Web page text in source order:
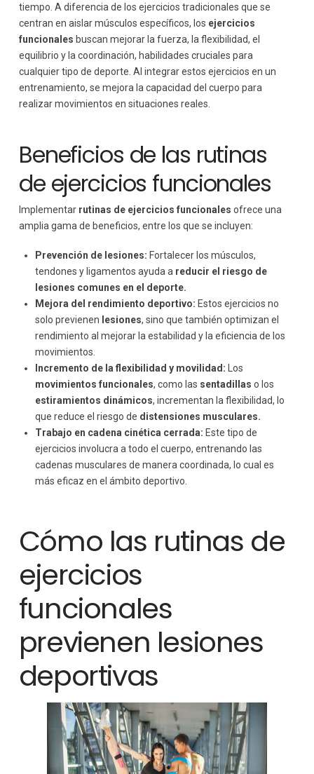
tiempo. A diferencia de los ejercicios tradicionales que se
centran en aislar músculos específicos, los ejercicios
funcionales buscan mejorar la fuerza, la flexibilidad, el
equilibrio y la coordinación, habilidades cruciales para
cualquier tipo de deporte. Al integrar estos ejercicios en un
entrenamiento, se mejora la capacidad del cuerpo para
realizar movimientos en situaciones reales.
Beneficios de las rutinas
de ejercicios funcionales
Implementar rutinas de ejercicios funcionales ofrece una
amplia gama de beneficios, entre los que se incluyen:
Prevención de lesiones: Fortalecer los músculos,
tendones y ligamentos ayuda a reducir el riesgo de
lesiones comunes en el deporte.
Mejora del rendimiento deportivo: Estos ejercicios no
solo previenen lesiones, sino que también optimizan el
rendimiento al mejorar la estabilidad y la eficiencia de los
movimientos.
Incremento de la flexibilidad y movilidad: Los
movimientos funcionales, como las sentadillas o los
estiramientos dinámicos, incrementan la flexibilidad, lo
que reduce el riesgo de distensiones musculares.
Trabajo en cadena cinética cerrada: Este tipo de
ejercicios involucra a todo el cuerpo, entrenando las
cadenas musculares de manera coordinada, lo cual es
más eficaz en el ámbito deportivo.
Cómo las rutinas de
ejercicios
funcionales
previenen lesiones
deportivas